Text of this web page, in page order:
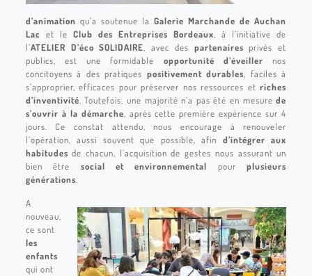
d’animation qu’a soutenue la Galerie Marchande de Auchan
Lac et le Club des Entreprises Bordeaux , à l’initiative de
l’ATELIER D’éco SOLIDAIRE , avec des partenaires privés et
publics, est une formidable opportunité d’éveiller nos
concitoyens à des pratiques positivement durables , faciles à
s’approprier, efficaces pour préserver nos ressources etriches
d’inventivité . Toutefois, une majorité n’a pas été en mesurede
s’ouvrir à la démarche , après cette première expérience sur 4
jours. Ce constat attendu, nous encourage à renouveler
l’opération, aussi souvent que possible, afin d’intégrer aux
habitudes de chacun, l’acquisition de gestes nous assurant un
bien être social et environnemental pourplusieurs
générations
A
nouveau,
ce sont
les
enfants
qui ont